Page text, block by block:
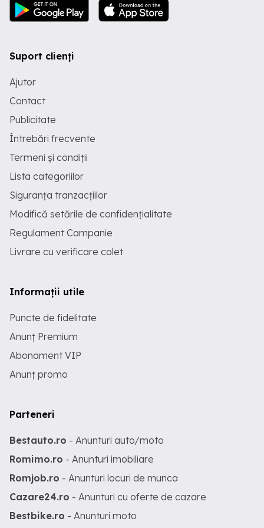
Suport clienți
Ajutor
Contact
Publicitate
Întrebări frecvente
Termeni și condiții
Lista categoriilor
Siguranța tranzacțiilor
Modifică setările de confidențialitate
Regulament Campanie
Livrare cu verificare colet
Informații utile
Puncte de fidelitate
Anunț Premium
Abonament VIP
Anunț promo
Parteneri
Bestauto.ro - Anunturi auto/moto
Romimo.ro - Anunturi imobiliare
Romjob.ro - Anunturi locuri de munca
Cazare24.ro - Anunturi cu oferte de cazare
Bestbike.ro - Anunturi moto